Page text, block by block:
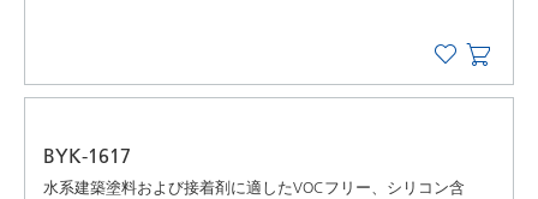
BYK-1617
水系建築塗料および接着剤に適したVOCフリー、シリコン含